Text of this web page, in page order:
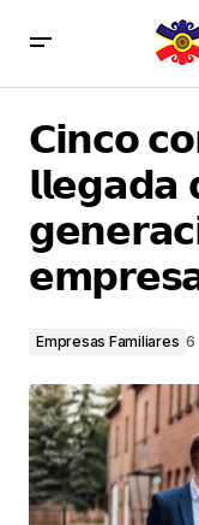
𝗴𝗲𝗻𝗲𝗿𝗮𝗰𝗶𝗼𝗻𝗲𝘀 𝗮
𝗖𝗶𝗻𝗰𝗼
𝗹𝗹𝗲𝗴𝗮𝗱𝗮
𝗲𝗺𝗽𝗿𝗲𝘀𝗮
Empresas Familiares 6